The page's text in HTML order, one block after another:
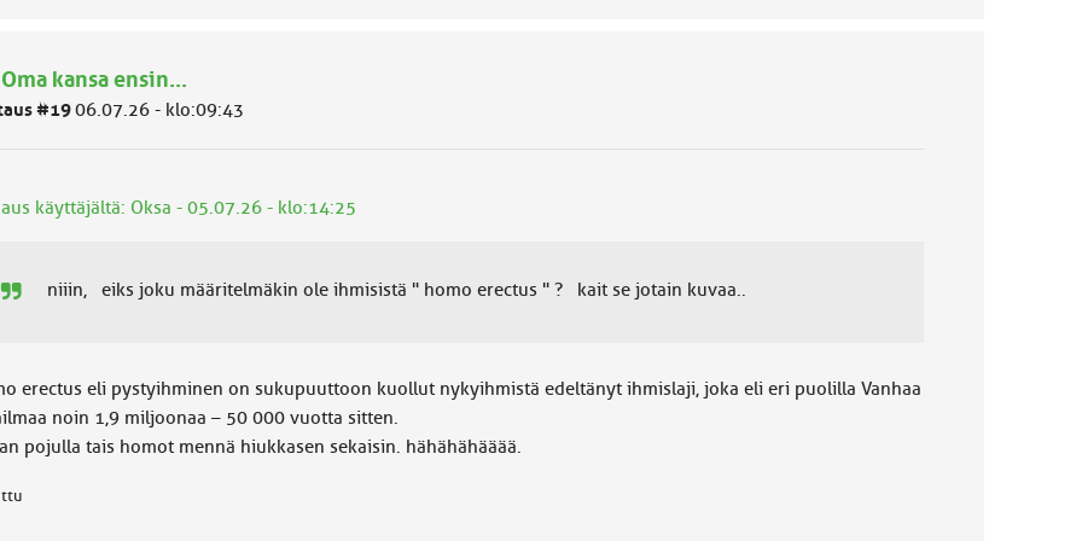
kansa ensin...
#1906.07.26 - klo:09:43
käyttäjältä: Oksa - 05.07.26 - klo:14:25
niiin, eiks joku määritelmäkin ole ihmisistä " homo erectus " ? kait se jotain kuvaa..
erectus eli pystyihminen on sukupuuttoon kuollut nykyihmistä edeltänyt ihmislaji, joka eli eri puolilla Vanhaa
noin 1,9 miljoonaa – 50 000 vuotta sitten.
pojulla tais homot mennä hiukkasen sekaisin. hähähähääää.